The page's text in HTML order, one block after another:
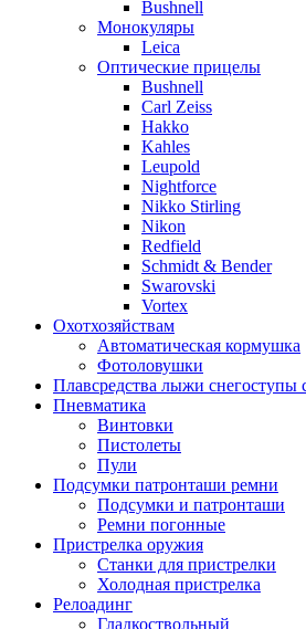
Bushnell
Монокуляры
Leica
Оптические прицелы
Bushnell
Carl Zeiss
Hakko
Kahles
Leupold
Nightforce
Nikko Stirling
Nikon
Redfield
Schmidt & Bender
Swarovski
Vortex
Охотхозяйствам
Автоматическая кормушка
Фотоловушки
Плавсредства лыжи снегоступы
Пневматика
Винтовки
Пистолеты
Пули
Подсумки патронташи ремни
Подсумки и патронташи
Ремни погонные
Пристрелка оружия
Станки для пристрелки
Холодная пристрелка
Релоадинг
Гладкоствольный